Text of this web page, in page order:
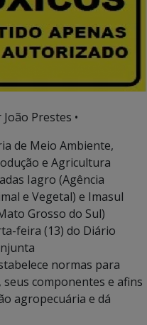
João Prestes •
de Meio Ambiente,
e Agricultura
Iagro (Agência
e Vegetal) e Imasul
Grosso do Sul)
feira (13) do Diário
normas para
componentes e afins
agropecuária e dá